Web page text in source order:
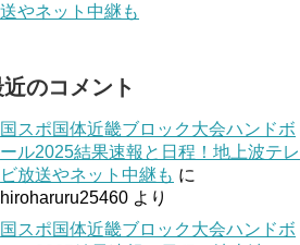
送やネット中継も
のコメント
国スポ国体近畿ブロック大会ハンドボ
ール2025結果速報と日程！地上波テレ
ビ放送やネット中継も に
hiroharuru25460 より
国スポ国体近畿ブロック大会ハンドボ